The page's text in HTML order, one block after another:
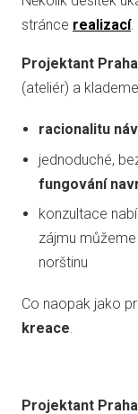
stránce realizací.
Projektant
(ateliér) a
racionalitu
jednoduché,
fungování
konzultace
zájmu
norštinu
Co naopak jako
kreace.
Projektant